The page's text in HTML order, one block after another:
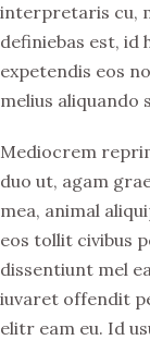
interpretaris cu,
definiebas est,
expetendis eos
melius aliquando
Mediocrem
duo ut, agam
mea, animal
eos tollit civibus
dissentiunt mel
iuvaret offendit
elitr eam eu. Id